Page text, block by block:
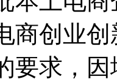
商创业
要求，